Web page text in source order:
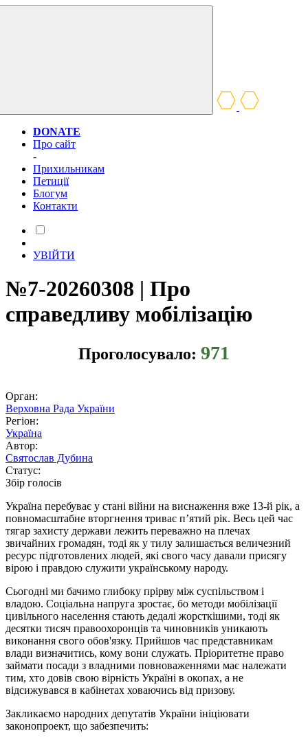
DONATE
Про сайт
-
Прихильникам
Петиції
Блогум
Контакти
УВІЙТИ
№7-20260308 | Про
справедливу мобілізацію
Проголосувало: 971
Орган:
Верховна Рада України
Регіон:
Україна
Автор:
Святослав Дубина
Статус:
Збір голосів
Україна перебуває у стані війни на виснаження вже 13-й рік, а
повномасштабне вторгнення триває п’ятий рік. Весь цей час
тягар захисту держави лежить переважно на плечах
звичайних громадян, тоді як у тилу залишається величезний
ресурс підготовлених людей, які свого часу давали присягу
вірою і правдою служити українському народу.
Сьогодні ми бачимо глибоку прірву між суспільством і
владою. Соціальна напруга зростає, бо методи мобілізації
цивільного населення стають дедалі жорсткішими, тоді як
десятки тисяч правоохоронців та чиновників уникають
виконання свого обов'язку. Прийшов час представникам
влади визначитись, кому вони служать. Пріоритетне право
займати посади з владними повноваженнями має належати
тим, хто довів свою вірність Україні в окопах, а не
відсижувався в кабінетах ховаючись від призову.
Закликаємо народних депутатів України ініціювати
законопроект, що забезпечить: